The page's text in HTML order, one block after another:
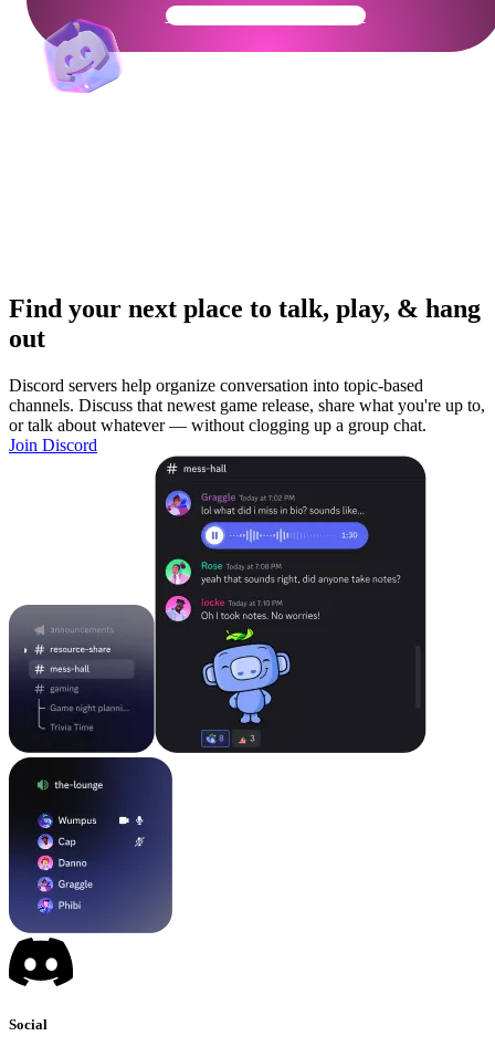
Get Your Community Ready
Find your next place to talk, play, & hang
out
Discord servers help organize conversation into topic-based
channels. Discuss that newest game release, share what you're up to,
or talk about whatever — without clogging up a group chat.
Join Discord
Social